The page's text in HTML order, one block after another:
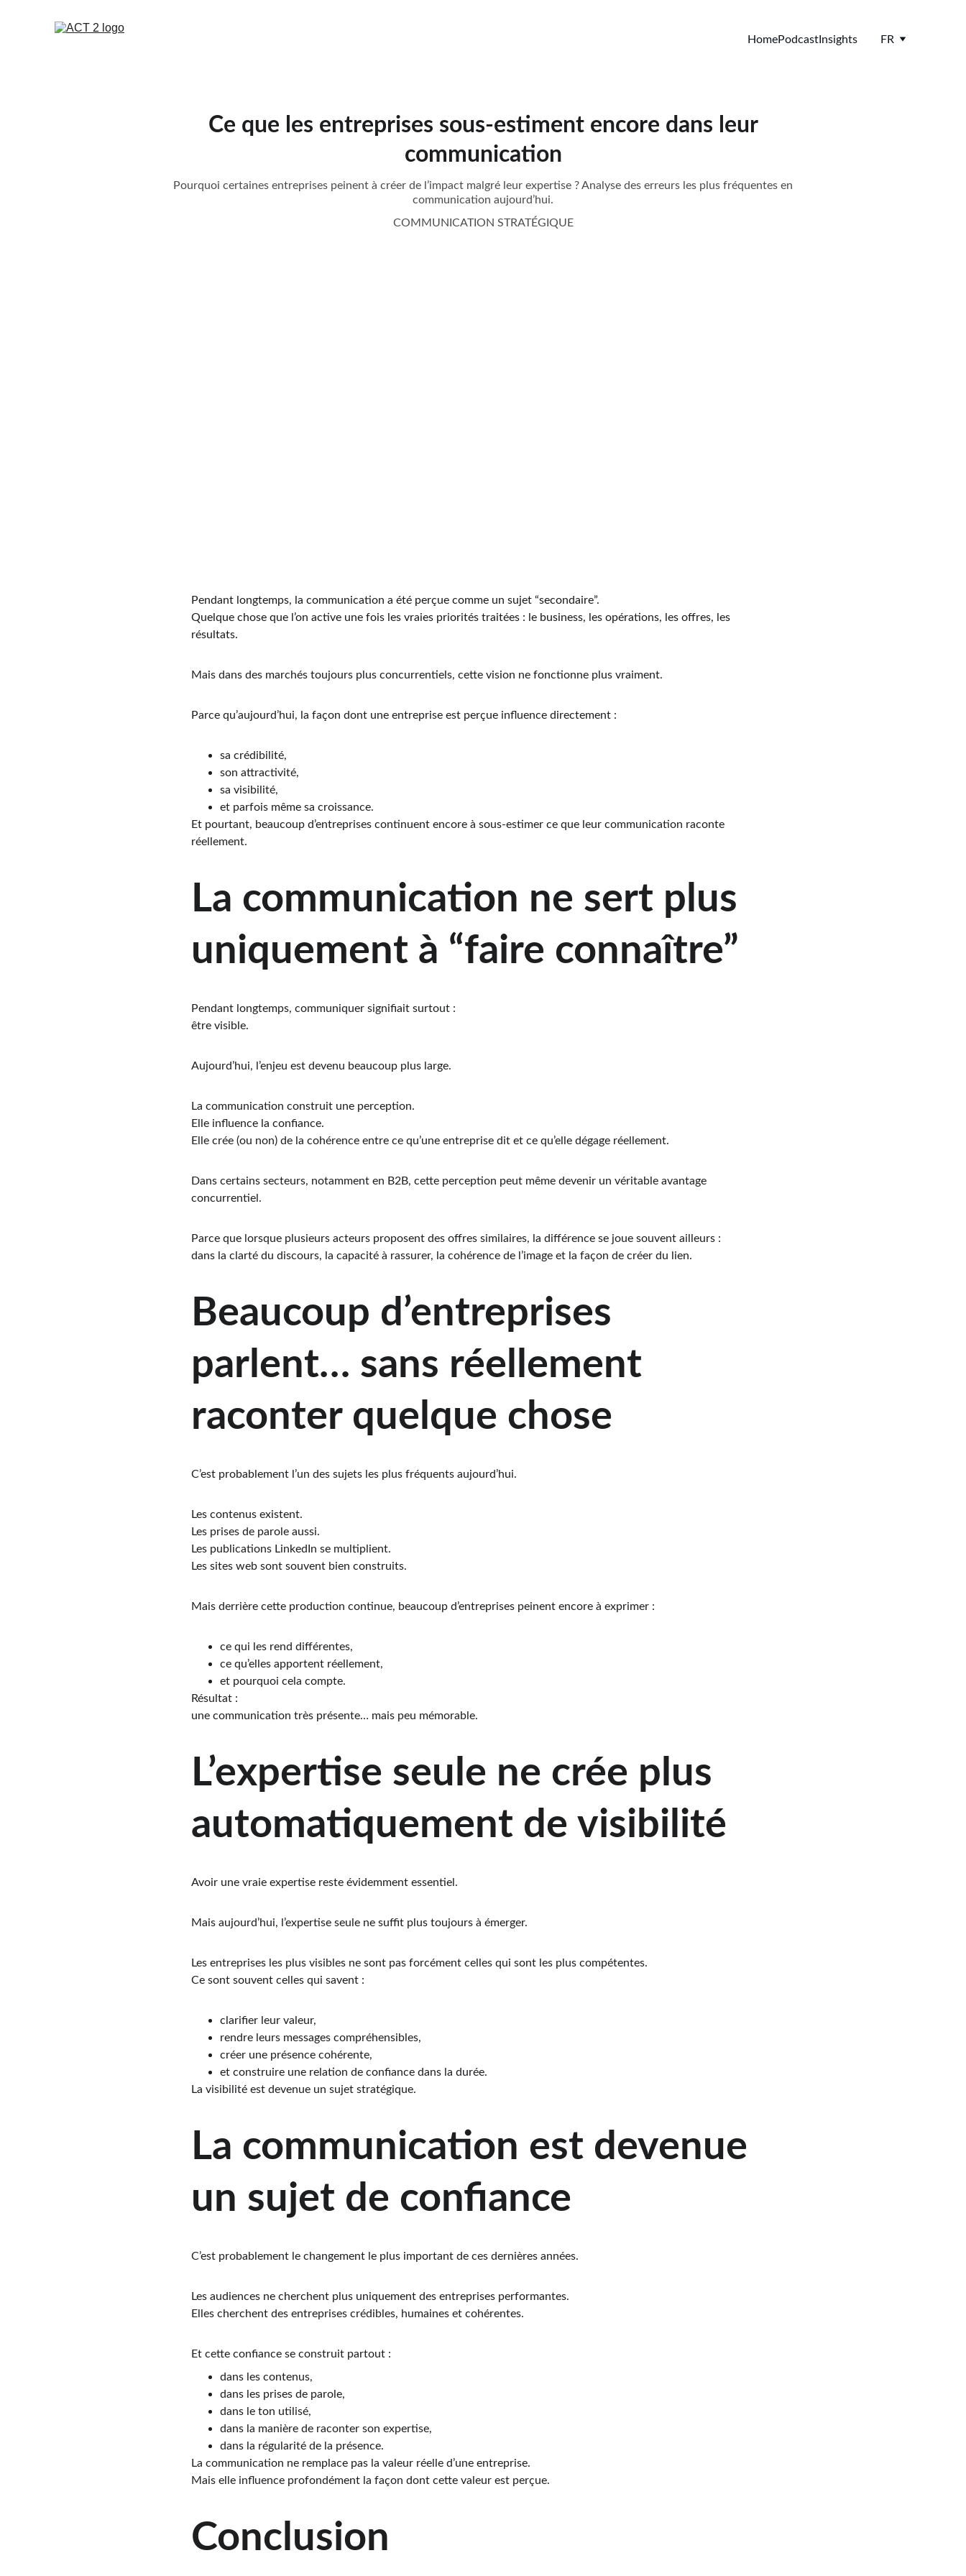
HomePodcastInsights FR
Ce que les entreprises sous-estiment encore dans leur
communication
Pourquoi certaines entreprises peinent à créer de l’impact malgré leur expertise ? Analyse des erreurs les plus fréquentes en
communication aujourd’hui.
COMMUNICATION STRATÉGIQUE
Pendant longtemps, la communication a été perçue comme un sujet “secondaire”.
Quelque chose que l’on active une fois les vraies priorités traitées : le business, les opérations, les offres, les
résultats.
Mais dans des marchés toujours plus concurrentiels, cette vision ne fonctionne plus vraiment.
Parce qu’aujourd’hui, la façon dont une entreprise est perçue influence directement :
sa crédibilité,
son attractivité,
sa visibilité,
et parfois même sa croissance.
Et pourtant, beaucoup d’entreprises continuent encore à sous-estimer ce que leur communication raconte
réellement.
La communication ne sert plus
uniquement à “faire connaître”
Pendant longtemps, communiquer signifiait surtout :
être visible.
Aujourd’hui, l’enjeu est devenu beaucoup plus large.
La communication construit une perception.
Elle influence la confiance.
Elle crée (ou non) de la cohérence entre ce qu’une entreprise dit et ce qu’elle dégage réellement.
Dans certains secteurs, notamment en B2B, cette perception peut même devenir un véritable avantage
concurrentiel.
Parce que lorsque plusieurs acteurs proposent des offres similaires, la différence se joue souvent ailleurs :
dans la clarté du discours, la capacité à rassurer, la cohérence de l’image et la façon de créer du lien.
Beaucoup d’entreprises
parlent… sans réellement
raconter quelque chose
C’est probablement l’un des sujets les plus fréquents aujourd’hui.
Les contenus existent.
Les prises de parole aussi.
Les publications LinkedIn se multiplient.
Les sites web sont souvent bien construits.
Mais derrière cette production continue, beaucoup d’entreprises peinent encore à exprimer :
ce qui les rend différentes,
ce qu’elles apportent réellement,
et pourquoi cela compte.
Résultat :
une communication très présente… mais peu mémorable.
L’expertise seule ne crée plus
automatiquement de visibilité
Avoir une vraie expertise reste évidemment essentiel.
Mais aujourd’hui, l’expertise seule ne suffit plus toujours à émerger.
Les entreprises les plus visibles ne sont pas forcément celles qui sont les plus compétentes.
Ce sont souvent celles qui savent :
clarifier leur valeur,
rendre leurs messages compréhensibles,
créer une présence cohérente,
et construire une relation de confiance dans la durée.
La visibilité est devenue un sujet stratégique.
La communication est devenue
un sujet de confiance
C’est probablement le changement le plus important de ces dernières années.
Les audiences ne cherchent plus uniquement des entreprises performantes.
Elles cherchent des entreprises crédibles, humaines et cohérentes.
Et cette confiance se construit partout :
dans les contenus,
dans les prises de parole,
dans le ton utilisé,
dans la manière de raconter son expertise,
dans la régularité de la présence.
La communication ne remplace pas la valeur réelle d’une entreprise.
Mais elle influence profondément la façon dont cette valeur est perçue.
Conclusion